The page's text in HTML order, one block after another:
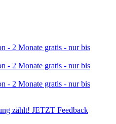
zählt! JETZT Feedback